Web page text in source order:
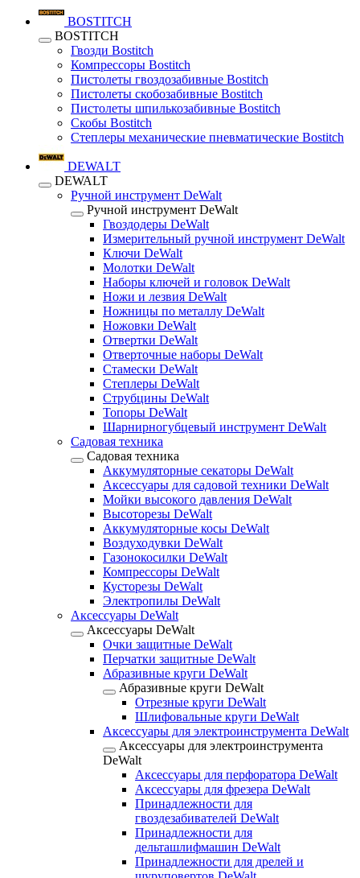
BOSTITCH
BOSTITCH
Гвозди Bostitch
Компрессоры Bostitch
Пистолеты гвоздозабивные Bostitch
Пистолеты скобозабивные Bostitch
Пистолеты шпилькозабивные Bostitch
Скобы Bostitch
Степлеры механические пневматические Bostitch
DEWALT
DEWALT
Ручной инструмент DeWalt
Ручной инструмент DeWalt
Гвоздодеры DeWalt
Измерительный ручной инструмент DeWalt
Ключи DeWalt
Молотки DeWalt
Наборы ключей и головок DeWalt
Ножи и лезвия DeWalt
Ножницы по металлу DeWalt
Ножовки DeWalt
Отвертки DeWalt
Отверточные наборы DeWalt
Стамески DeWalt
Степлеры DeWalt
Струбцины DeWalt
Топоры DeWalt
Шарнирногубцевый инструмент DeWalt
Садовая техника
Садовая техника
Аккумуляторные секаторы DeWalt
Аксессуары для садовой техники DeWalt
Мойки высокого давления DeWalt
Высоторезы DeWalt
Аккумуляторные косы DeWalt
Воздуходувки DeWalt
Газонокосилки DeWalt
Компрессоры DeWalt
Кусторезы DeWalt
Электропилы DeWalt
Аксессуары DeWalt
Аксессуары DeWalt
Очки защитные DeWalt
Перчатки защитные DeWalt
Абразивные круги DeWalt
Абразивные круги DeWalt
Отрезные круги DeWalt
Шлифовальные круги DeWalt
Аксессуары для электроинструмента DeWalt
Аксессуары для электроинструмента
DeWalt
Аксессуары для перфоратора DeWalt
Аксессуары для фрезера DeWalt
Принадлежности для
гвоздезабивателей DeWalt
Принадлежности для
дельташлифмашин DeWalt
Принадлежности для дрелей и